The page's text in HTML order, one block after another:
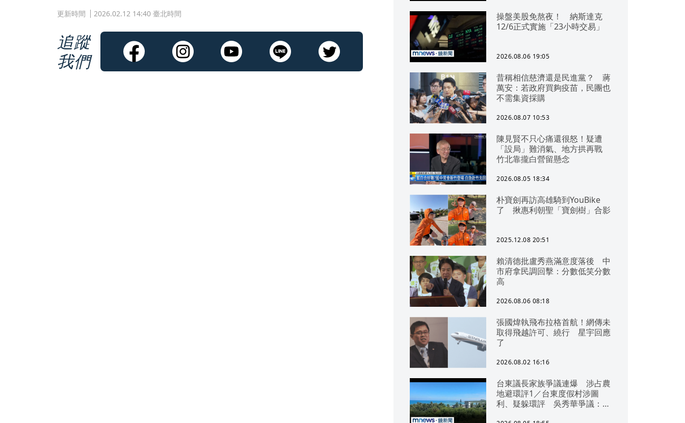
更新時間 2026.02.12 14:40 臺北時間
追蹤
我們
操盤美股免熬夜！ 納斯達克
12/6正式實施「23小時交易」
2026.08.06 19:05
昔稱相信慈濟還是民進黨？ 蔣
萬安：若政府買夠疫苗，民團也
不需集資採購
2026.08.07 10:53
陳見賢不只心痛還很怒！疑遭
「設局」難消氣、地方拱再戰
竹北靠攏白營留懸念
2026.08.05 18:34
朴寶劍再訪高雄騎到YouBike
了 揪惠利朝聖「寶劍樹」合影
2025.12.08 20:51
賴清德批盧秀燕滿意度落後 中
市府拿民調回擊：分數低笑分數
高
2026.08.06 08:18
張國煒執飛布拉格首航！網傳未
取得飛越許可、繞行 星宇回應
了
2026.08.02 16:16
台東議長家族爭議連爆 涉占農
地避環評1／台東度假村涉圖
利、疑躲環評 吳秀華爭議：概